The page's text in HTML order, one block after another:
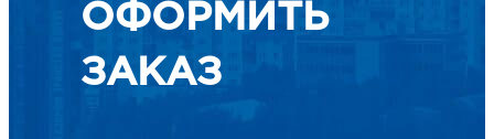
ОФОРМИТЬ
ЗАКАЗ